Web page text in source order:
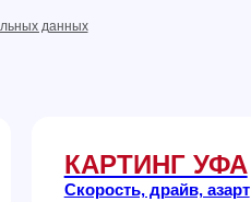
данных
КАРТИНГ УФА
Скорость, драйв, азарт